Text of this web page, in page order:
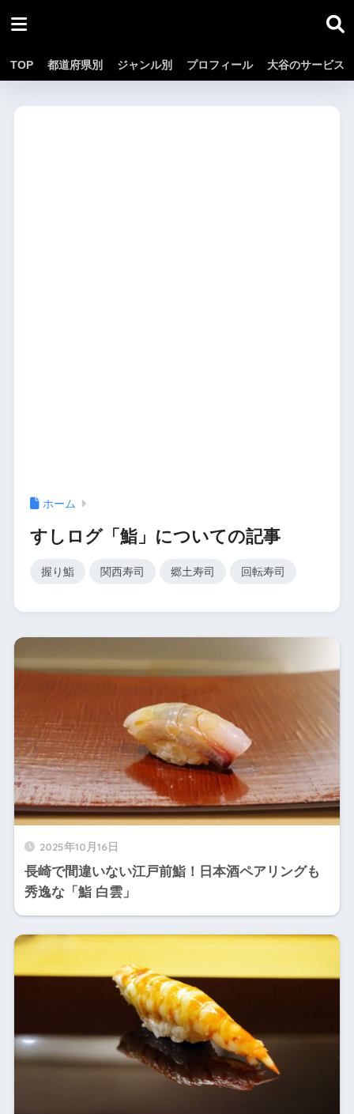
TOP 都道府県別 ジャンル別 プロフィール 大谷のサービス
ホーム
すしログ「鮨」についての記事
握り鮨 関西寿司 郷土寿司 回転寿司
2025年10月16日
長崎で間違いない江戸前鮨！日本酒ペアリングも
秀逸な「鮨 白雲」